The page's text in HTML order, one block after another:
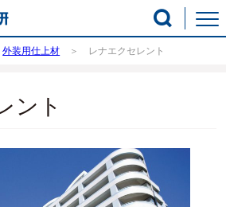
外装用仕上材 レナエクセレント
ント